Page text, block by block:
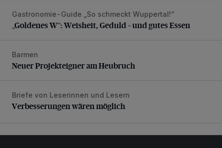
„Goldenes W“: Weisheit, Geduld – und gutes Essen
Gastronomie-Guide „So schmeckt Wuppertal!“
„Goldenes W“: Weisheit, Geduld – und gutes Essen
Neuer Projekteigner am Heubruch
Barmen
Neuer Projekteigner am Heubruch
Verbesserungen wären möglich
Briefe von Leserinnen und Lesern
Verbesserungen wären möglich